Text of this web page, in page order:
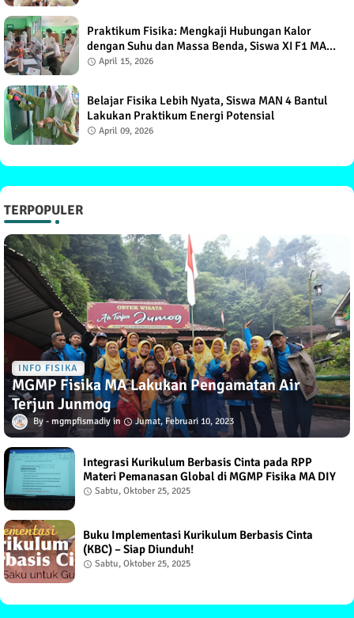
Praktikum Fisika: Mengkaji Hubungan Kalor
dengan Suhu dan Massa Benda, Siswa XI F1 MAN
4 Bantul Antusias
April 15, 2026
Belajar Fisika Lebih Nyata, Siswa MAN 4 Bantul
Lakukan Praktikum Energi Potensial
April 09, 2026
TERPOPULER
INFO FISIKA
MGMP Fisika MA Lakukan Pengamatan Air
Terjun Junmog
mgmpfismadiy Jumat, Februari 10, 2023
Integrasi Kurikulum Berbasis Cinta pada RPP
Materi Pemanasan Global di MGMP Fisika MA DIY
Sabtu, Oktober 25, 2025
Buku Implementasi Kurikulum Berbasis Cinta
(KBC) – Siap Diunduh!
Sabtu, Oktober 25, 2025